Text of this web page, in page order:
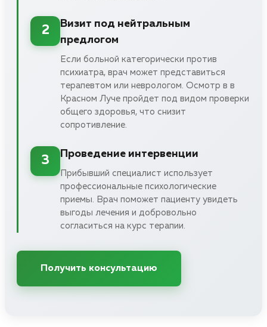
2
Визит под нейтральным
предлогом
Если больной категорически против
психиатра, врач может представиться
терапевтом или неврологом. Осмотр в в
Красном Луче пройдет под видом проверки
общего здоровья, что снизит
сопротивление.
3
Проведение интервенции
Прибывший специалист использует
профессиональные психологические
приемы. Врач поможет пациенту увидеть
выгоды лечения и добровольно
согласиться на курс терапии.
Получить консультацию